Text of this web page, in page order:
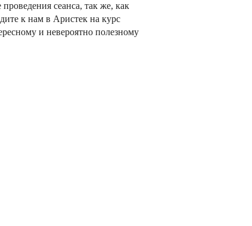
сеанса, так же, как
к нам в Аристек на курс
и невероятно полезному